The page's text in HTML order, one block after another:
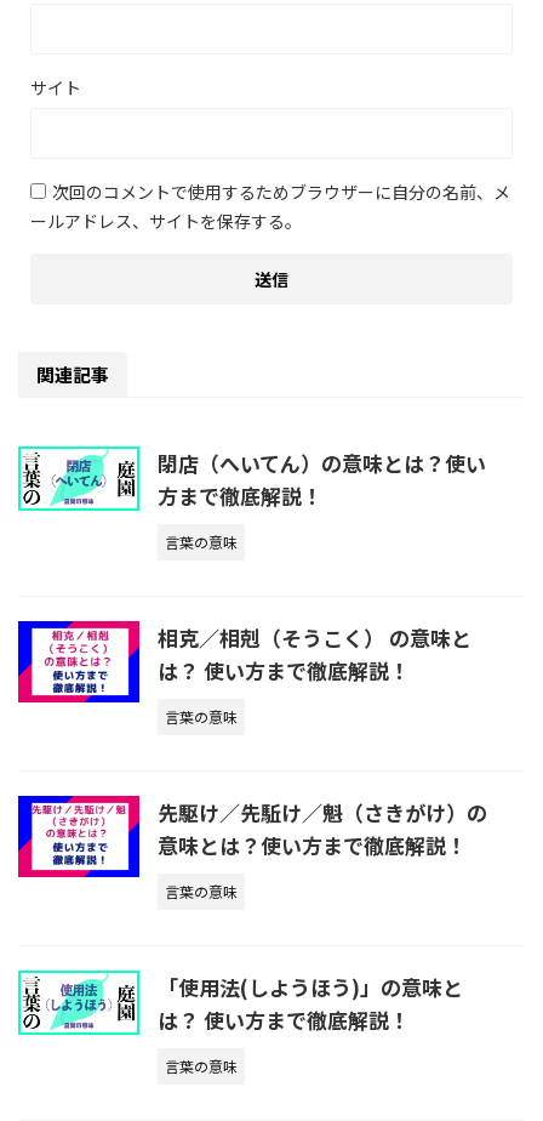
サイト
次回のコメントで使用するためブラウザーに自分の名前、メ
ールアドレス、サイトを保存する。
関連記事
閉店（へいてん）の意味とは？使い
方まで徹底解説！
言葉の意味
相克／相剋（そうこく） の意味と
は？ 使い方まで徹底解説！
言葉の意味
先駆け／先駈け／魁（さきがけ）の
意味とは？使い方まで徹底解説！
言葉の意味
「使用法(しようほう)」の意味と
は？ 使い方まで徹底解説！
言葉の意味